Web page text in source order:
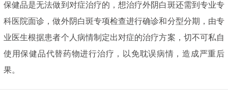
保健品是无法做到对症治疗的，想治疗外阴白斑还需到专业专
科医院面诊，做外阴白斑专项检查进行确诊和分型分期，由专
业医生根据患者个人病情制定出对症的治疗方案，切不可私自
使用保健品代替药物进行治疗，以免耽误病情，造成严重后
果。